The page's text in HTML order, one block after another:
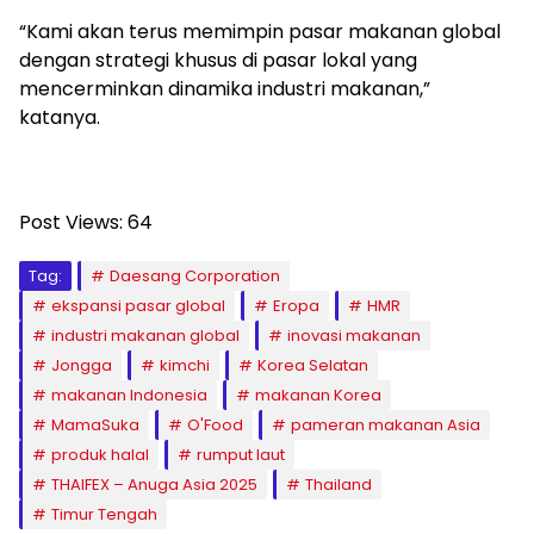
“Kami akan terus memimpin pasar makanan global
dengan strategi khusus di pasar lokal yang
mencerminkan dinamika industri makanan,”
katanya.
Post Views: 64
Tag:
Daesang Corporation
ekspansi pasar global
Eropa
HMR
industri makanan global
inovasi makanan
Jongga
kimchi
Korea Selatan
makanan Indonesia
makanan Korea
MamaSuka
O'Food
pameran makanan Asia
produk halal
rumput laut
THAIFEX – Anuga Asia 2025
Thailand
Timur Tengah